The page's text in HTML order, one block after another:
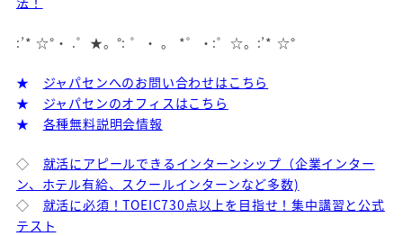
:’* ☆°・ .゜★。°: ゜・ 。 *゜・:゜☆。:’* ☆°
★
ジャパセンへのお問い合わせはこちら
★
ジャパセンのオフィスはこちら
★
各種無料説明会情報
◇ 就活にアピールできるインターンシップ（企業インター
ン、ホテル有給、スクールインターンなど多数)
◇ 就活に必須！TOEIC730点以上を目指せ！集中講習と公式
テスト